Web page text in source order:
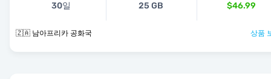
30일 25 GB $46.99
🇿🇦 남아프리카 공화국 상품